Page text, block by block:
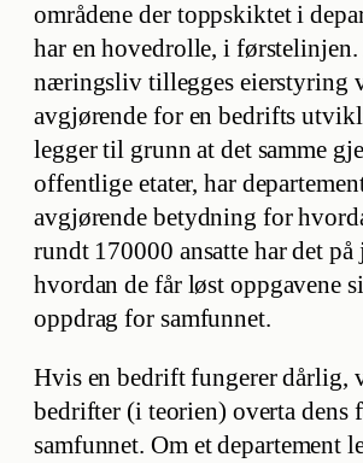
områdene der toppskiktet i
har en hovedrolle, i
næringsliv tillegges eierstyring
avgjørende for en bedrifts
legger til grunn at det samme
offentlige etater, har
avgjørende betydning for
rundt 170000 ansatte har det på
hvordan de får løst oppgavene
oppdrag for samfunnet.
Hvis en bedrift fungerer dårlig,
bedrifter (i teorien) overta dens
samfunnet. Om et departement